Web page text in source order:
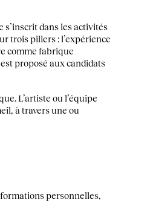
s’inscrit dans les activités
trois piliers : l’expérience
comme fabrique
proposé aux candidats
L’artiste ou l’équipe
à travers une ou
personnelles,